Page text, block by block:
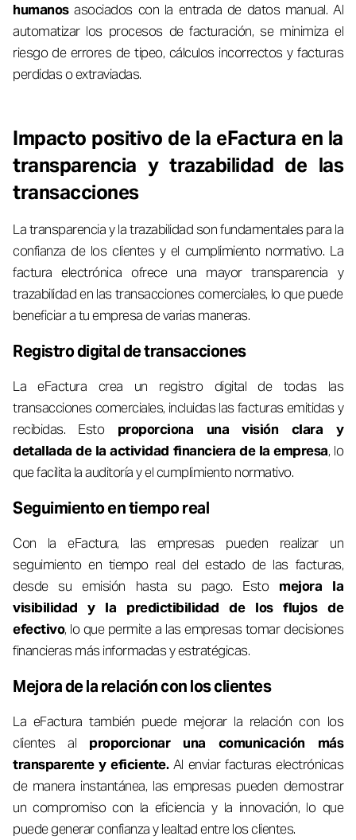
humanosasociados con la entrada de datos manual. Al
automatizar los procesos de facturación, se minimiza el
riesgo de errores de tipeo, cálculos incorrectos y facturas
perdidas o extraviadas.
Impacto positivo de la eFactura en la
transparencia y trazabilidad de las
transacciones
La transparencia y la trazabilidad son fundamentales para la
confianza de los clientes y el cumplimiento normativo. La
factura electrónica ofrece una mayor transparencia y
trazabilidad en las transacciones comerciales, lo que puede
beneficiar a tu empresa de varias maneras.
Registro digital de transacciones
La eFactura crea un registro digital de todas las
transacciones comerciales, incluidas las facturas emitidas y
recibidas. Esto proporciona una visión clara y
detallada de la actividad financiera de la empresa, lo
que facilita la auditoría y el cumplimiento normativo.
Seguimiento en tiempo real
Con la eFactura, las empresas pueden realizar un
seguimiento en tiempo real del estado de las facturas,
desde su emisión hasta su pago. Esto mejora la
visibilidad y la predictibilidad de los flujos de
efectivo, lo que permite a las empresas tomar decisiones
financieras más informadas y estratégicas.
Mejora de la relación con los clientes
La eFactura también puede mejorar la relación con los
clientes al proporcionar una comunicación más
transparente y eficiente.Al enviar facturas electrónicas
de manera instantánea, las empresas pueden demostrar
un compromiso con la eficiencia y la innovación, lo que
puede generar confianza y lealtad entre los clientes.